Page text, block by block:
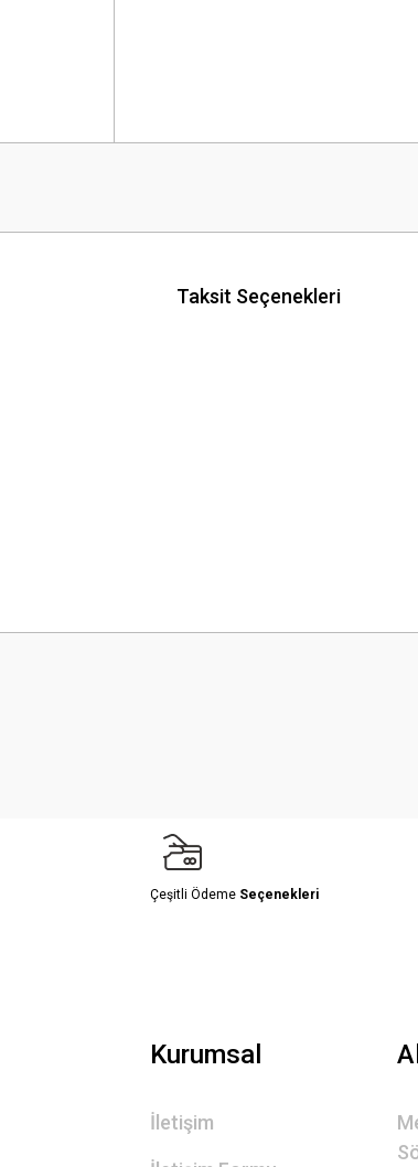
Taksit Seçenekleri
Çeşitli Ödeme Seçenekleri
Kurumsal
İletişim